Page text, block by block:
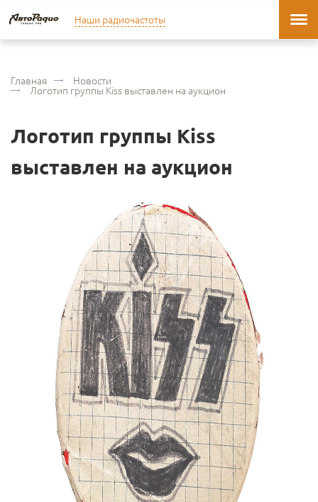
Наши радиочастоты
Главная Новости
Логотип группы Kiss выставлен на аукцион
Логотип группы Kiss
выставлен на аукцион